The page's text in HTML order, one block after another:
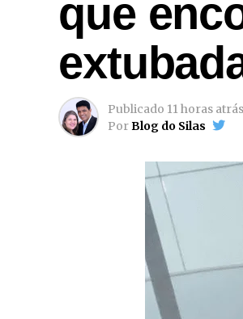
que
Publicado 11 horas atrás
PorBlog do Silas